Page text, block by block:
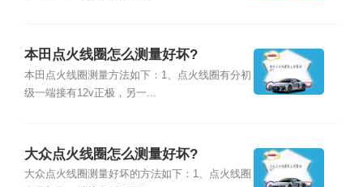
本田点火线圈怎么测量好坏?
本田点火线圈测量方法如下：1、点火线圈有分初
级一端接有12v正极，另一...
大众点火线圈怎么测量好坏?
大众点火线圈测量好坏的方法如下：1、点火线圈